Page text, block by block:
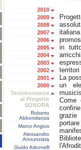
2010
2009
2008
2007
2006
2005
2004
2003
2002
2001
2000
Testimonianze
al Progetto
SONORA
Roberto
Abbondanza
Marco Angius
Alessandro
Annunziata
Guido Arbonelli
in
La
un
Come
grazie